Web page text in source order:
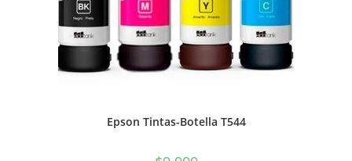
Epson Tintas-Botella T544